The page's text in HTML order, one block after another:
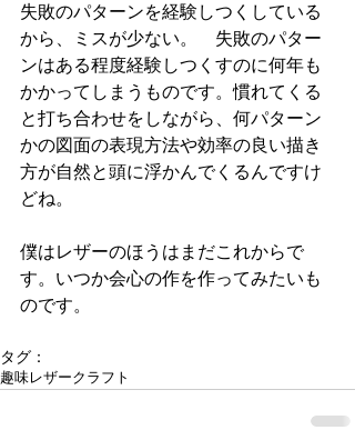
失敗のパターンを経験しつくしている
から、ミスが少ない。　失敗のパター
ンはある程度経験しつくすのに何年も
かかってしまうものです。慣れてくる
と打ち合わせをしながら、何パターン
かの図面の表現方法や効率の良い描き
方が自然と頭に浮かんでくるんですけ
どね。
僕はレザーのほうはまだこれからで
す。いつか会心の作を作ってみたいも
のです。
タグ：
趣味レザークラフト